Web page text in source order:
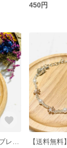
450円